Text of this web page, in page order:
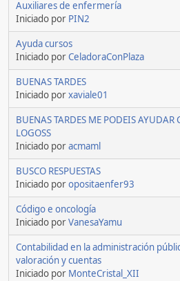
Auxiliares de enfermería
Iniciado por PIN2
Ayuda cursos
Iniciado porCeladoraConPlaza
BUENAS TARDES
Iniciado porxaviale01
BUENAS TARDES ME PODEIS AYUDAR
LOGOSS
Iniciado poracmaml
BUSCO RESPUESTAS
Iniciado poropositaenfer93
Código e oncología
Iniciado porVanesaYamu
Contabilidad en la administración
valoración y cuentas
Iniciado por MonteCristal_XII